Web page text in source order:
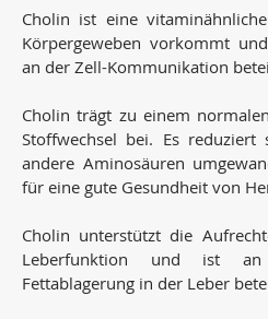
Cholin ist eine
Körpergeweben vorkommt
an der Zell-Kommunikation
Cholin trägt zu einem
Stoffwechsel bei. Es
andere Aminosäuren
für eine gute Gesundheit von
Cholin unterstützt die
Leberfunktion und ist
Fettablagerung in der Leber